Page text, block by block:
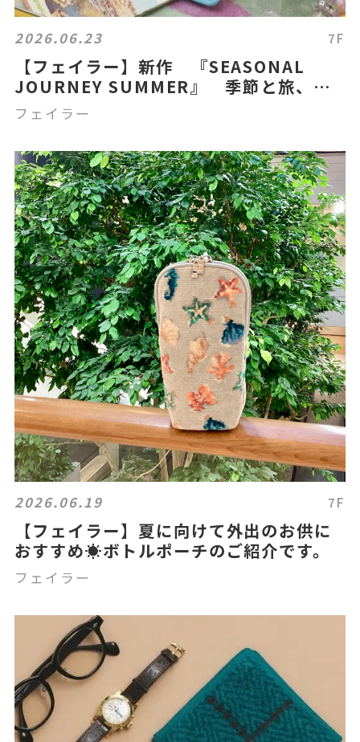
2026.06.23 7F
【フェイラー】新作 『SEASONAL
JOURNEY SUMMER』 季節と旅、乗
り物をテーマにした夏デザインのハンカ
チ
フェイラー
2026.06.19 7F
【フェイラー】夏に向けて外出のお供に
おすすめ☀️ボトルポーチのご紹介です。
フェイラー